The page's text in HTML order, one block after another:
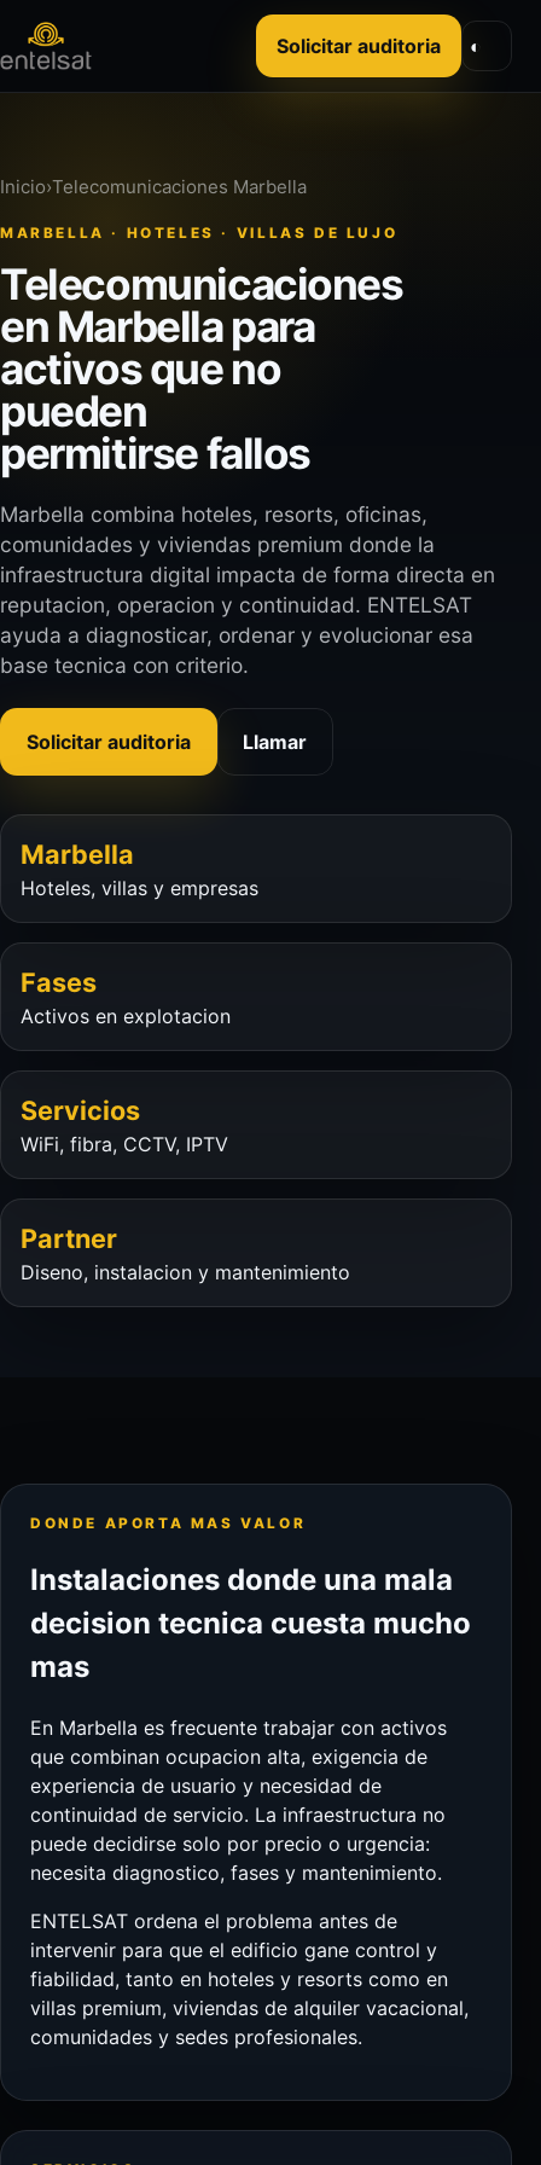
◐
Solicitar auditoria
Inicio›Telecomunicaciones Marbella
MARBELLA · HOTELES · VILLAS DE LUJO
Telecomunicaciones
en Marbella para
activos que no
pueden
permitirse fallos
Marbella combina hoteles, resorts, oficinas,
comunidades y viviendas premium donde la
infraestructura digital impacta de forma directa en
reputacion, operacion y continuidad. ENTELSAT
ayuda a diagnosticar, ordenar y evolucionar esa
base tecnica con criterio.
Solicitar auditoria Llamar
Marbella
Hoteles, villas y empresas
Fases
Activos en explotacion
Servicios
WiFi, fibra, CCTV, IPTV
Partner
Diseno, instalacion y mantenimiento
DONDE APORTA MAS VALOR
Instalaciones donde una mala
decision tecnica cuesta mucho
mas
En Marbella es frecuente trabajar con activos
que combinan ocupacion alta, exigencia de
experiencia de usuario y necesidad de
continuidad de servicio. La infraestructura no
puede decidirse solo por precio o urgencia:
necesita diagnostico, fases y mantenimiento.
ENTELSAT ordena el problema antes de
intervenir para que el edificio gane control y
fiabilidad, tanto en hoteles y resorts como en
villas premium, viviendas de alquiler vacacional,
comunidades y sedes profesionales.